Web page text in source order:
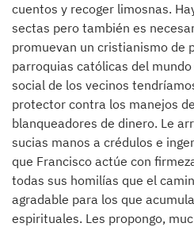
cuentos y recoger limosnas.
sectas pero también es
promuevan un cristianismo de
parroquias católicas del
social de los vecinos
protector contra los manejos
blanqueadores de dinero. Le
sucias manos a crédulos e
que Francisco actúe con
todas sus homilías que el
agradable para los que
espirituales. Les propongo,